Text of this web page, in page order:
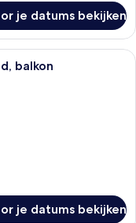
je datums bekijken
hotelkamer met een
balkon
je datums bekijken